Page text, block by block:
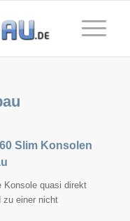
Slim Konsolen
Konsole quasi direkt
zu einer nicht